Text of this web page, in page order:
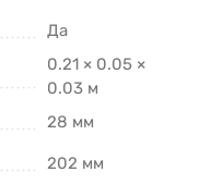
Да
0.21 × 0.05 ×
0.03 м
28 мм
202 мм